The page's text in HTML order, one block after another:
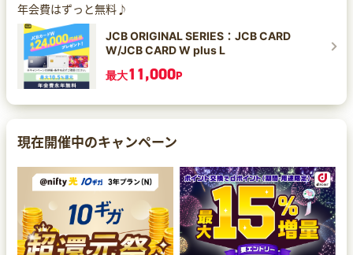
年会費はずっと無料♪
JCB ORIGINAL SERIES：JCB CARD
W/JCB CARD W plus L
最大11,000P
現在開催中のキャンペーン